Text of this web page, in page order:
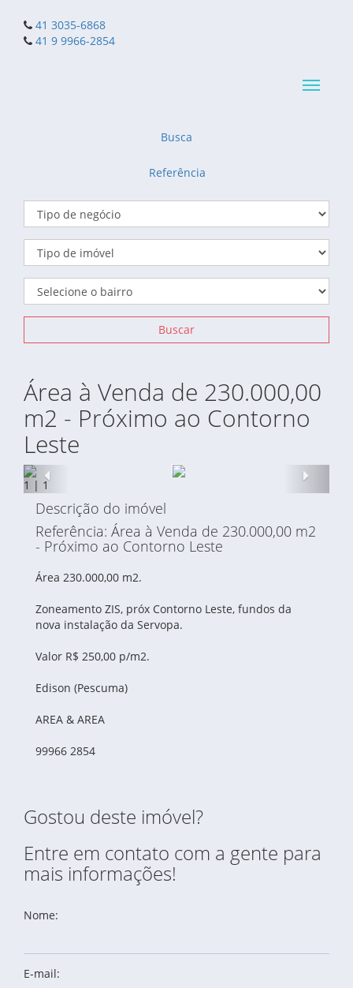
41 3035-6868
41 9 9966-2854
Busca
Referência
Buscar
Área à Venda de 230.000,00
m2 - Próximo ao Contorno
Leste
Anterior
1 | 1
Descrição do imóvel
Referência: Área à Venda de 230.000,00 m2
- Próximo ao Contorno Leste
Área 230.000,00 m2.
Zoneamento ZIS, próx Contorno Leste, fundos da
nova instalação da Servopa.
Valor R$ 250,00 p/m2.
Edison (Pescuma)
AREA & AREA
99966 2854
Gostou deste imóvel?
Entre em contato com a gente para
mais informações!
Nome:
E-mail: